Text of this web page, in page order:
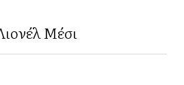
Μέσι